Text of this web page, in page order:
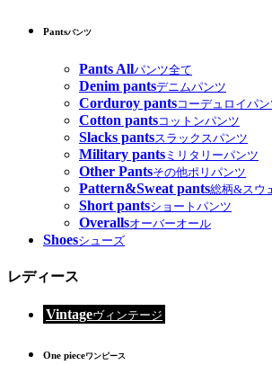
Pantsパンツ
Pants Allパンツ全て
Denim pantsデニムパンツ
Corduroy pantsコーデュロイパン
Cotton pantsコットンパンツ
Slacks pantsスラックスパンツ
Military pants ミリタリーパンツ
Other Pantsその他ポリパンツ
Pattern&Sweat pants総柄&スウ
Short pantsショートパンツ
Overallsオーバーオール
Shoesシューズ
レディース
Vintageヴィンテージ
One pieceワンピース